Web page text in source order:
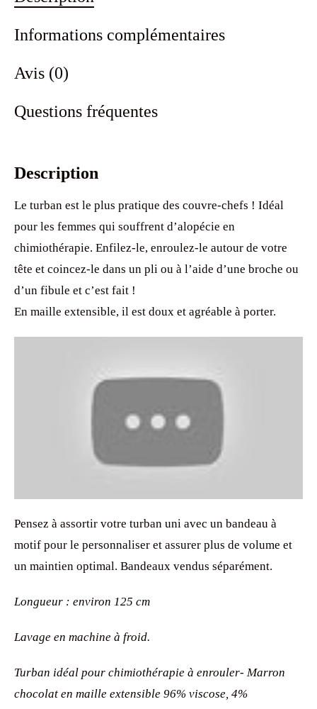
Informations complémentaires
Avis (0)
Questions fréquentes
Description
Le turban est le plus pratique des couvre-chefs ! Idéal
pour les femmes qui souffrent d’alopécie en
chimiothérapie. Enfilez-le, enroulez-le autour de votre
tête et coincez-le dans un pli ou à l’aide d’une broche ou
d’un fibule et c’est fait !
En maille extensible, il est doux et agréable à porter.
Pensez à assortir votre turban uni avec un bandeau à
motif pour le personnaliser et assurer plus de volume et
un maintien optimal. Bandeaux vendus séparément.
Longueur : environ 125 cm
Lavage en machine à froid.
Turban idéal pour chimiothérapie à enrouler- Marron
chocolat en maille extensible 96% viscose, 4%